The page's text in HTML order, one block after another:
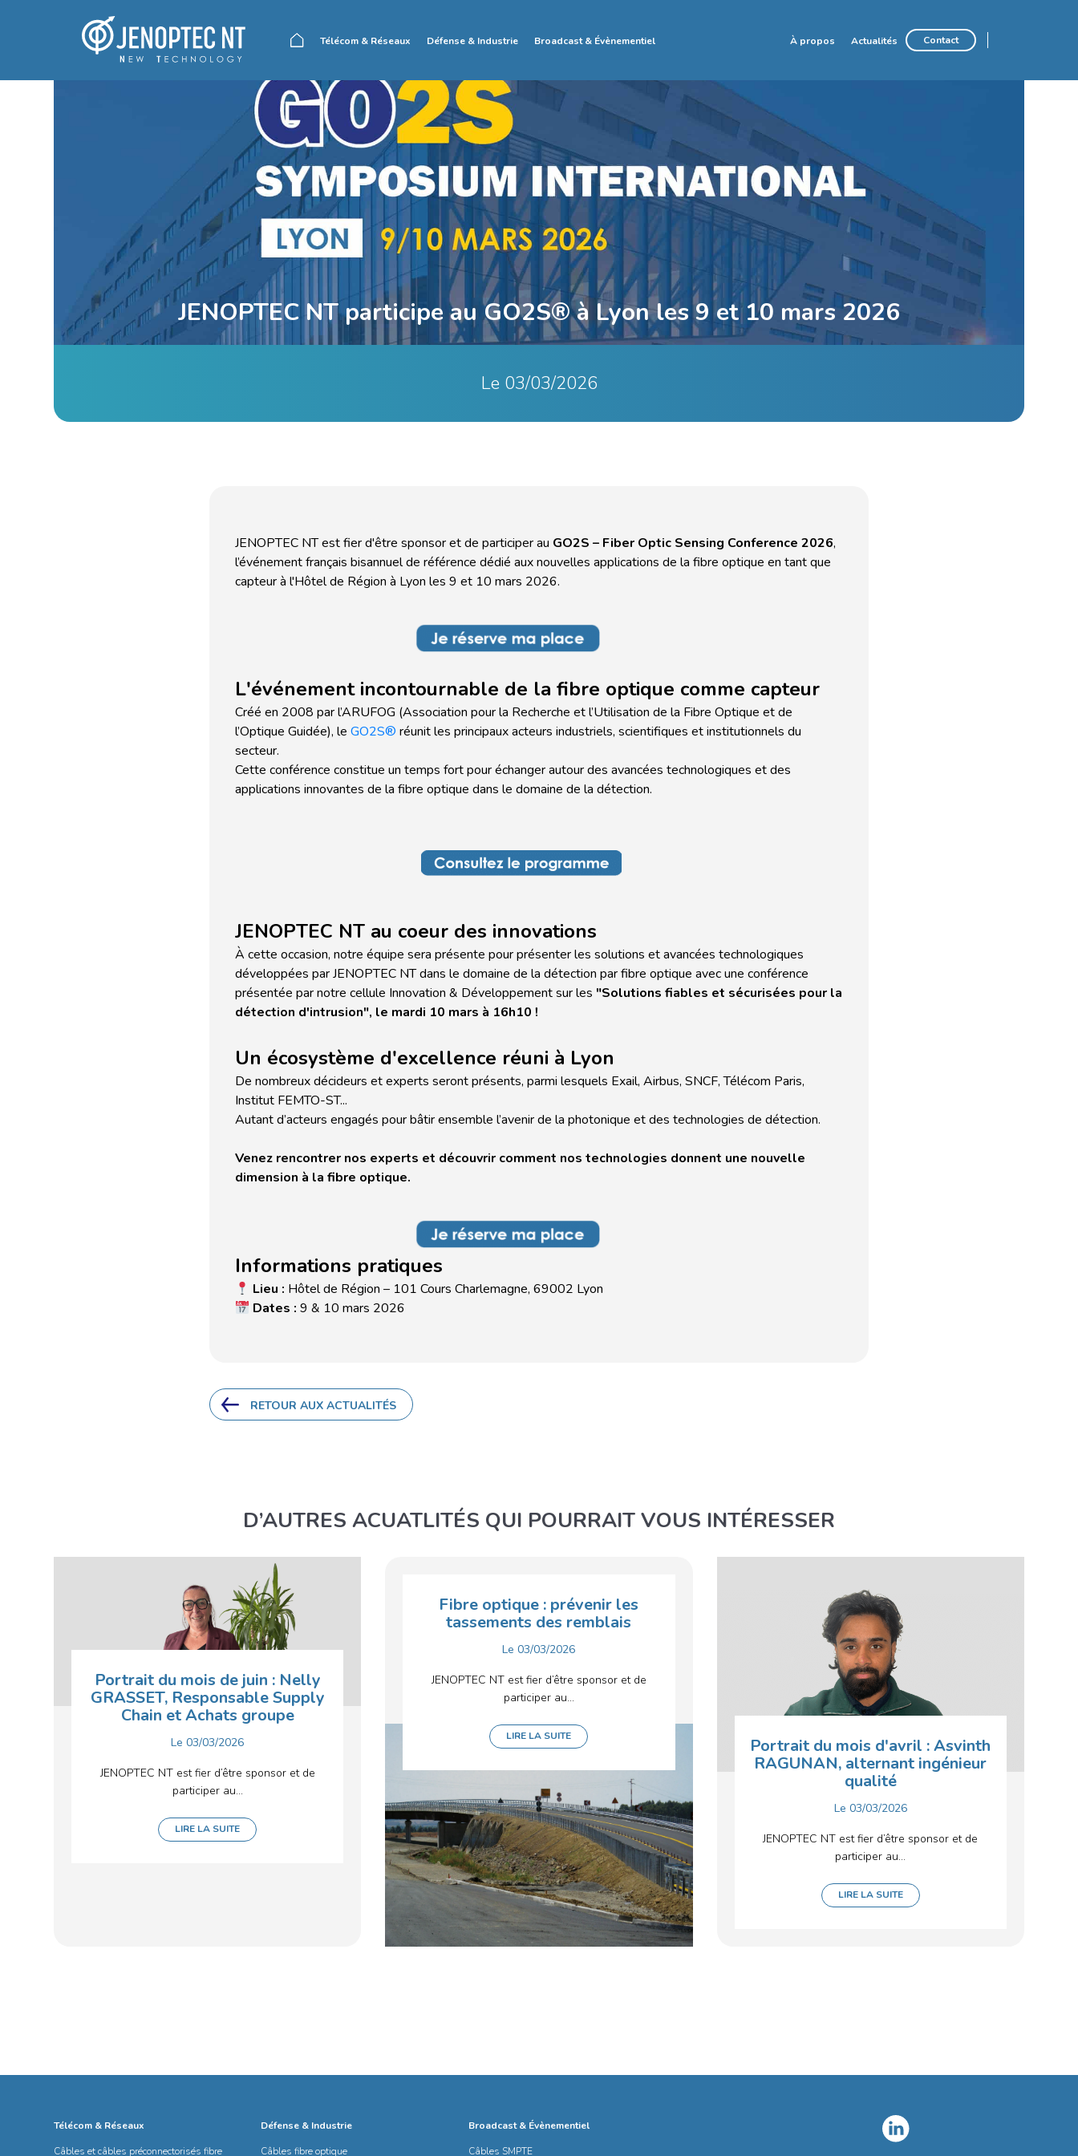
Accueil
Télécom & Réseaux Défense & Industrie Broadcast & Évènementiel À propos Actualités Contact
JENOPTEC NT participe au GO2S® à Lyon les 9 et 10 mars 2026
Le 03/03/2026
JENOPTEC NT est fier d'être sponsor et de participer au GO2S – Fiber Optic Sensing Conference 2026,
l’événement français bisannuel de référence dédié aux nouvelles applications de la fibre optique en tant que
capteur à l'Hôtel de Région à Lyon les 9 et 10 mars 2026.
L'événement incontournable de la fibre optique comme capteur
Créé en 2008 par l’ARUFOG (Association pour la Recherche et l’Utilisation de la Fibre Optique et de
l’Optique Guidée), le GO2S® réunit les principaux acteurs industriels, scientifiques et institutionnels du
secteur.
Cette conférence constitue un temps fort pour échanger autour des avancées technologiques et des
applications innovantes de la fibre optique dans le domaine de la détection.
JENOPTEC NT au coeur des innovations
À cette occasion, notre équipe sera présente pour présenter les solutions et avancées technologiques
développées par JENOPTEC NT dans le domaine de la détection par fibre optique avec une conférence
présentée par notre cellule Innovation & Développement sur les "Solutions fiables et sécurisées pour la
détection d'intrusion", le mardi 10 mars à 16h10 !
Un écosystème d'excellence réuni à Lyon
De nombreux décideurs et experts seront présents, parmi lesquels Exail, Airbus, SNCF,Télécom Paris,
Institut FEMTO-ST...
Autant d’acteurs engagés pour bâtir ensemble l’avenir de la photonique et des technologies de détection.
Venez rencontrer nos experts et découvrir comment nos technologies donnent une nouvelle
dimension à la fibre optique.
Informations pratiques
Lieu : Hôtel de Région – 101 Cours Charlemagne, 69002 Lyon
Dates : 9 & 10 mars 2026
RETOUR AUX ACTUALITÉS
D’AUTRES ACUATLITÉS QUI POURRAIT VOUS INTÉRESSER
Portrait du mois de juin : Nelly
GRASSET, Responsable Supply
Chain et Achats groupe
Le03/03/2026
JENOPTEC NT est fier d’être sponsor et de
participer au...
LIRE LA SUITE
Fibre optique : prévenir les
tassements des remblais
Le03/03/2026
JENOPTEC NT est fier d’être sponsor et de
participer au...
LIRE LA SUITE
Portrait du mois d'avril : Asvinth
RAGUNAN, alternant ingénieur
qualité
Le 03/03/2026
JENOPTEC NT est fier d’être sponsor et de
participer au...
LIRE LA SUITE
Télécom & Réseaux
Câbles et câbles préconnectorisés fibre
Défense & Industrie
Câbles fibre optique
Broadcast & Évènementiel
Câbles SMPTE